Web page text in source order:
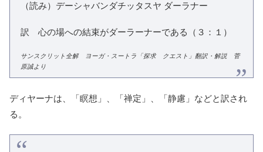
（読み）デーシャバンダチッタスヤ ダーラナー
訳 心の場への結束がダーラーナーである（３：１）
サンスクリット全解 ヨーガ・スートラ「探求 クエスト」翻訳・解説 菅
原誠より
ディヤーナは、「瞑想」、「禅定」、「静慮」などと訳され
る。